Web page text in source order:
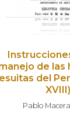
de las
del
XVIII)
Pablo Macera